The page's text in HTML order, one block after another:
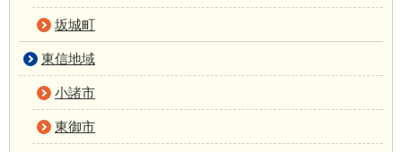
坂城町
東信地域
小諸市
東御市